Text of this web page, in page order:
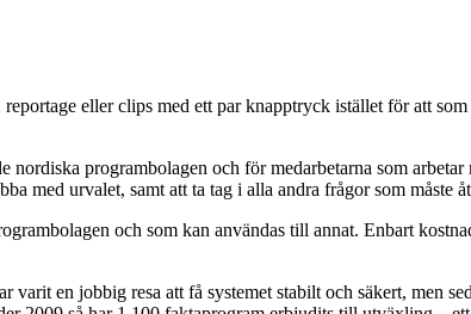
eller clips med ett par knapptryck istället för att
programbolagen och för medarbetarna som
med urvalet, samt att ta tag i alla andra frågor som måste
och som kan användas till annat. Enbart
en jobbig resa att få systemet stabilt och säkert, men